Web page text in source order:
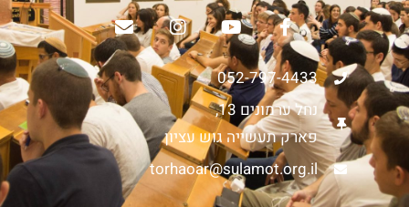
052-797-4433
נחל ערמונים 13,
פארק תעשייה גוש עציון
torhaoar@sulamot.org.il